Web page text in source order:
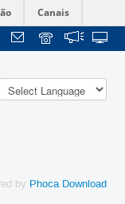
Canais
by Phoca Download